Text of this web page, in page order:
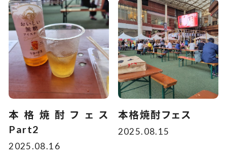
本格焼酎フェス
Part2
2025.08.16
本格焼酎フェス
2025.08.15